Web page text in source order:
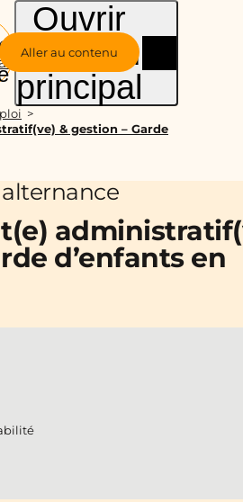
Aller au contenu
Ouvrir
le menu
principal
& gestion – Garde
d’enfants en